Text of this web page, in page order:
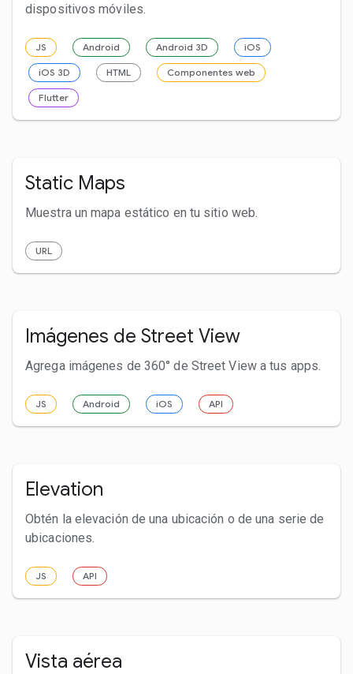
dispositivos móviles.
JS Android Android 3D iOS
iOS 3D HTML Componentes web
Flutter
Static Maps
Muestra un mapa estático en tu sitio web.
URL
Imágenes de Street View
Agrega imágenes de 360° de Street View a tus apps.
JS Android iOS API
Elevation
Obtén la elevación de una ubicación o de una serie de
ubicaciones.
JS API
Vista aérea